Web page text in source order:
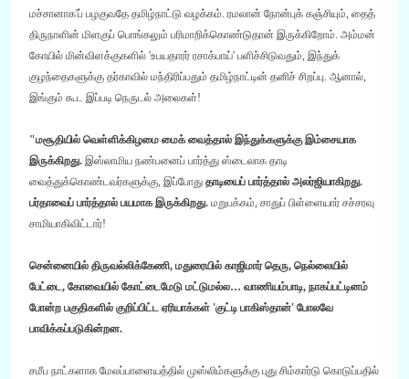
மச்சானாக'ப் பழகுவதே தமிழ்நாட்டு வழக்கம். ரமலான் நோன்புக் கஞ்சியும், தைத்
திருநாளின் மிளகுப் பொங்கலும் பரிமாறிக்கொண்டுதான் இருக்கிறோம். அம்மன்
கோயில் மின்விளக்குகளில் 'உபயதாரர் ரசாக்பாய்' பளிச்சிடுவதும், இந்துக்
குழந்தைகளுக்கு தர்காவில் மந்திரிப்பதும் தமிழ்நாட்டின் தனிச் சிறப்பு. ஆனால்,
இங்கும் கூட இப்படி நெருடல் அலைகள்!
"மசூதியில் வெள்ளிக்கிழமை மைக் வைத்தால் இந்துக்களுக்கு இம்சையாக
இருக்கிறது. இஸ்லாமிய நண்பனைப் பார்த்து ஸ்டைலாக தாடி
வைத்துக்கொண்டவர்களுக்கு, இப்போது தாடியைப் பார்த்தால் அலர்ஜியாகிறது.
பர்தாவைப் பார்த்தால் பயமாக இருக்கிறது. மறுபக்கம், சாதுப் பிள்ளையார் சச்சரவு
சாமியாகிவிட்டார்!
சென்னையில் திருவல்லிக்கேணி, மதுரையில் காஜிமார் தெரு, நெல்லையில்
பேட்டை, கோவையில் கோட்டைமேடு மட்டுமல்ல… வாணியம்பாடி, நாகப்பட்டினம்
போன்ற பகுதிகளில் குறிப்பிட்ட ஏரியாக்கள் 'குட்டி பாகிஸ்தான்' போலவே
பாவிக்கப்படுகின்றன.
சமீப நாட்களாக மேலப்பாளையத்தில் முஸ்லிம்களுக்கு புது சிம்கார்டு கொடுப்பதில்